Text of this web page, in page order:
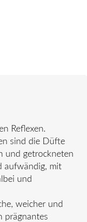
Reflexen.
sind die Düfte
und getrockneten
aufwändig, mit
und
weicher und
prägnantes